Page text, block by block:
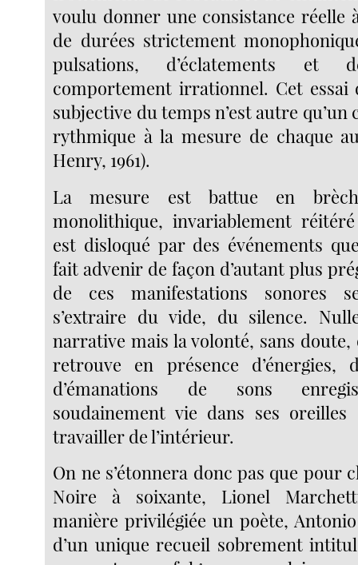
voulu donner une consistance réelle
de durées strictement
pulsations, d’éclatements et
comportement irrationnel. Cet
subjective du temps n’est autre
rythmique à la mesure de chaque
Henry, 1961).
La mesure est battue en
monolithique, invariablement
est disloqué par des événements
fait advenir de façon d’autant plus
de ces manifestations sonores
s’extraire du vide, du silence.
narrative mais la volonté, sans doute,
retrouve en présence d’énergies,
d’émanations de sons
soudainement vie dans ses
travailler de l’intérieur.
On ne s’étonnera donc pas que pour
Noire à soixante, Lionel
manière privilégiée un poète,
d’un unique recueil sobrement